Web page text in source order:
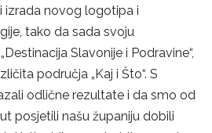
izrada novog logotipa i
tako da sada svoju
Slavonije i Podravine“,
područja „Kaj i Što“. S
odlične rezultate i da smo od
posjetili našu županiju dobili